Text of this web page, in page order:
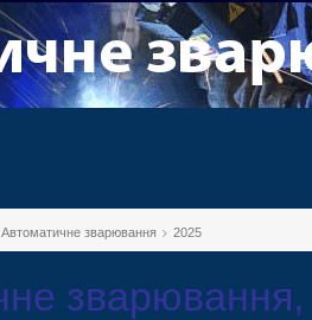
Автоматичне зварювання 2025